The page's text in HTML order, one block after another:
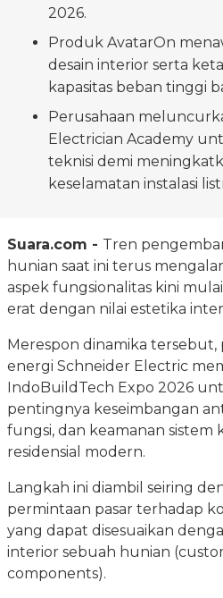
2026.
Produk AvatarOn
desain interior serta
kapasitas beban tinggi
Perusahaan
Electrician Academy
teknisi demi
keselamatan instalasi
Suara.com - Tren
hunian saat ini terus
aspek fungsionalitas kini
erat dengan nilai estetika
Merespon dinamika
energi Schneider Electric
IndoBuildTech Expo 2026
pentingnya keseimbangan
fungsi, dan keamanan sistem
residensial modern.
Langkah ini diambil seiring
permintaan pasar terhadap
yang dapat disesuaikan
interior sebuah hunian
components).